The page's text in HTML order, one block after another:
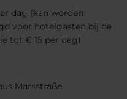
dag (kan worden
voor hotelgasten bij de
tot € 15 per dag)
Marsstraße